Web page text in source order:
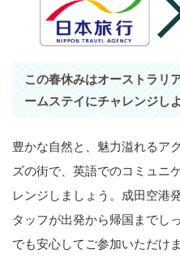
この春休みはオーストラリ
ームステイにチャレンジし
豊かな自然と、魅力溢れるア
ズの街で、英語でのコミュニ
レンジしましょう。成田空港
タッフが出発から帰国までし
でも安心してご参加いただけま